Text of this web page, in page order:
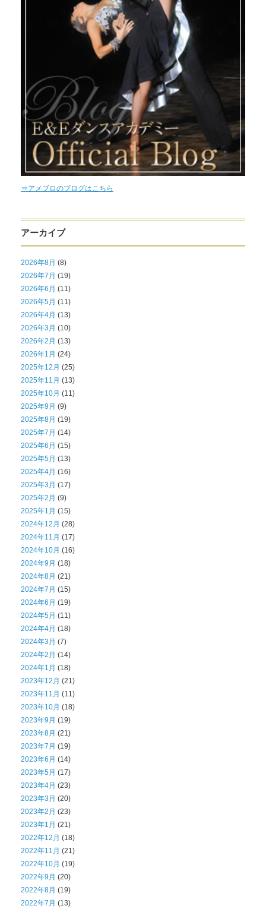
⇒アメブロのブログはこちら
アーカイブ
2026年8月 (8)
2026年7月 (19)
2026年6月 (11)
2026年5月 (11)
2026年4月 (13)
2026年3月 (10)
2026年2月 (13)
2026年1月 (24)
2025年12月 (25)
2025年11月 (13)
2025年10月 (11)
2025年9月 (9)
2025年8月 (19)
2025年7月 (14)
2025年6月 (15)
2025年5月 (13)
2025年4月 (16)
2025年3月 (17)
2025年2月 (9)
2025年1月 (15)
2024年12月 (28)
2024年11月 (17)
2024年10月 (16)
2024年9月 (18)
2024年8月 (21)
2024年7月 (15)
2024年6月 (19)
2024年5月 (11)
2024年4月 (18)
2024年3月 (7)
2024年2月 (14)
2024年1月 (18)
2023年12月 (21)
2023年11月 (11)
2023年10月 (18)
2023年9月 (19)
2023年8月 (21)
2023年7月 (19)
2023年6月 (14)
2023年5月 (17)
2023年4月 (23)
2023年3月 (20)
2023年2月 (23)
2023年1月 (21)
2022年12月 (18)
2022年11月 (21)
2022年10月 (19)
2022年9月 (20)
2022年8月 (19)
2022年7月 (13)